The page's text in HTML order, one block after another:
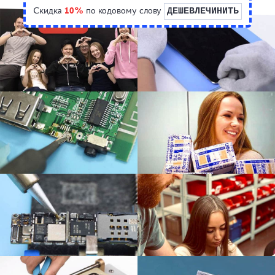
Скидка 10% по кодовому слову ДЕШЕВЛЕЧИНИТЬ